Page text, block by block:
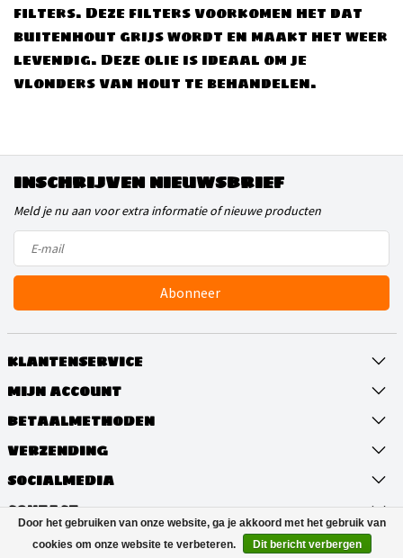
filters. Deze filters voorkomen het dat
buitenhout grijs wordt en maakt het weer
levendig. Deze olie is ideaal om je
vlonders van hout te behandelen.
INSCHRIJVEN NIEUWSBRIEF
Meld je nu aan voor extra informatie of nieuwe producten
Abonneer
KLANTENSERVICE
MIJN ACCOUNT
BETAALMETHODEN
VERZENDING
SOCIALMEDIA
CONTACT
Door het gebruiken van onze website, ga je akkoord met het gebruik van
cookies om onze website te verbeteren.
Dit bericht verbergen